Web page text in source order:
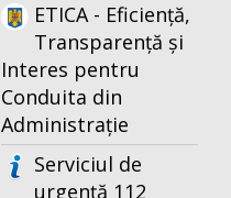
ETICA - Eficiență,
Transparență și
Interes pentru
Conduita din
Administrație
Serviciul de
urgență 112